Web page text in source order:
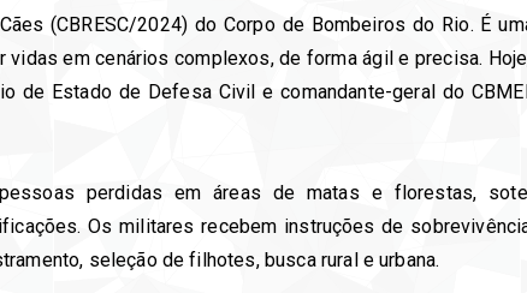
(CBRESC/2024) do Corpo de Bombeiros do Rio. É
em cenários complexos, de forma ágil e precisa.
Estado de Defesa Civil e comandante-geral do
perdidas em áreas de matas e florestas,
Os militares recebem instruções de
seleção de filhotes, busca rural e urbana.